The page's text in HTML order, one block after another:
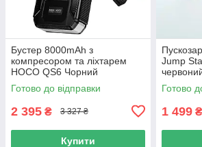
Бустер 8000mAh з
компресором та ліхтарем
HOCO QS6 Чорний
Готово до відправки
2 395 ₴ 3 327 ₴
Купити
Jump
Готово
1 499 ₴